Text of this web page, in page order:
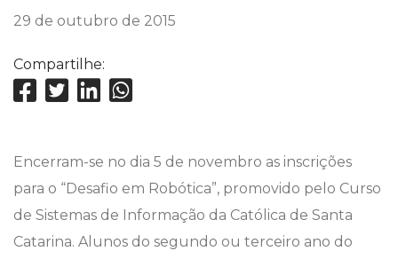
29 de outubro de 2015
Compartilhe:
Encerram-se no dia 5 de novembro as inscrições
para o “Desafio em Robótica”, promovido pelo Curso
de Sistemas de Informação da Católica de Santa
Catarina. Alunos do segundo ou terceiro ano do